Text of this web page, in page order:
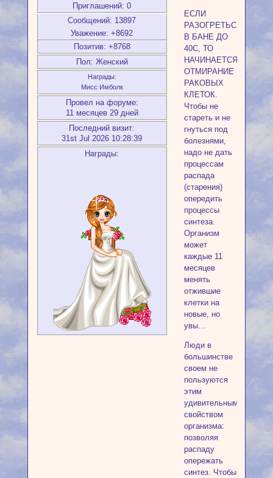
Приглашений: 0
Сообщений: 13897
Уважение: +8692
Позитив: +8768
Пол: Женский
Награды:
Мисс Имболк
Провел на форуме:
11 месяцев 29 дней
Последний визит:
31st Jul 2026 10:28:39
Награды:
ЕСЛИ
РАЗОГРЕТЬСЯ
В БАНЕ ДО
40С, ТО
НАЧИНАЕТСЯ
ОТМИРАНИЕ
РАКОВЫХ
КЛЕТОК.
Чтобы не
стареть и не
гнуться под
болезнями,
надо не дать
процессам
распада
(старения)
опередить
процессы
синтеза.
Организм
может
каждые 11
месяцев
менять
отжившие
клетки на
новые, но
увы…
Люди в
большинстве
своем не
пользуются
этим
удивительным
свойством
организма:
позволяя
распаду
опережать
синтез. Чтобы